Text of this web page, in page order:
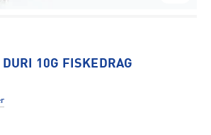
10G FISKEDRAG